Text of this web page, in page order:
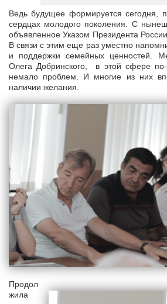
Ведь будущее формируется сегодня,
сердцах молодого поколения. С
объявленное Указом Президента
В связи с этим еще раз уместно
и поддержки семейных ценностей.
Олега Добринского, в этой сфере по-
немало проблем. И многие из них
наличии желания.
Продол
жила